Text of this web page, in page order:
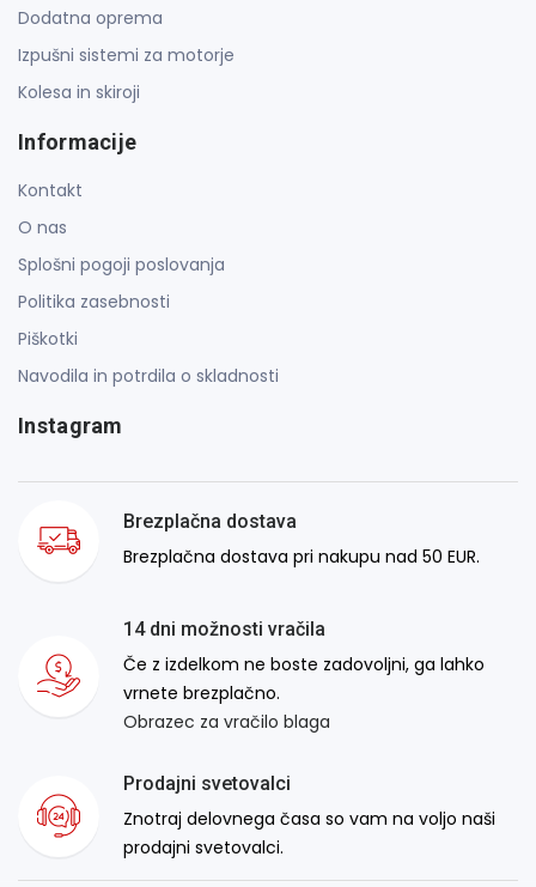
Dodatna oprema
Izpušni sistemi za motorje
Kolesa in skiroji
Informacije
Kontakt
O nas
Splošni pogoji poslovanja
Politika zasebnosti
Piškotki
Navodila in potrdila o skladnosti
Instagram
Brezplačna dostava
Brezplačna dostava pri nakupu nad 50 EUR.
14 dni možnosti vračila
Če z izdelkom ne boste zadovoljni, ga lahko
vrnete brezplačno.
Obrazec za vračilo blaga
Prodajni svetovalci
Znotraj delovnega časa so vam na voljo naši
prodajni svetovalci.